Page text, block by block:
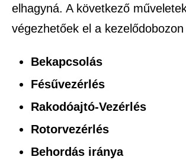
elhagyná. A következő
végezhetőek el a
Bekapcsolás
Fésűvezérlés
Rakodóajtó-Vezérlés
Rotorvezérlés
Behordás iránya